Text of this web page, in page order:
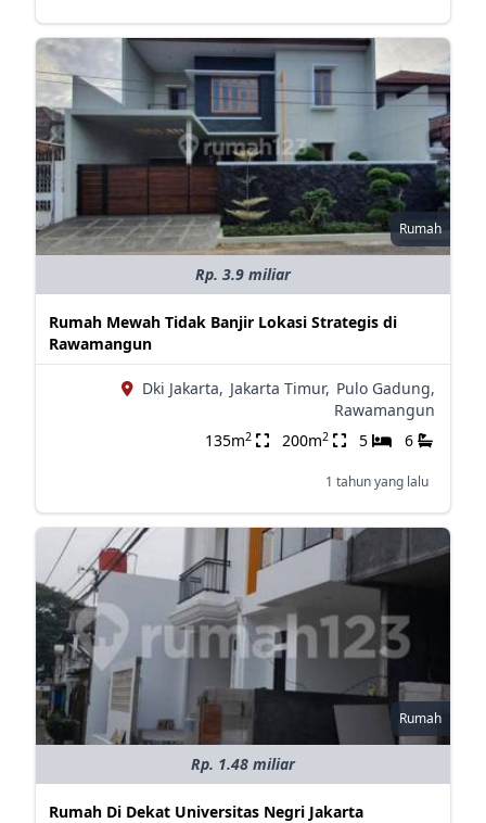
Rumah
Rp. 3.9 miliar
Rumah Mewah Tidak Banjir Lokasi Strategis di
Rawamangun
Dki Jakarta, Jakarta Timur, Pulo Gadung,
Rawamangun
135m2 200m2 5 6
1 tahun yang lalu
Rumah
Rp. 1.48 miliar
Rumah Di Dekat Universitas Negri Jakarta